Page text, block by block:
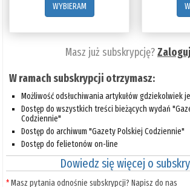
WYBIERAM
Masz już subskrypcję?
W ramach subskrypcji otrzymasz:
Możliwość odsłuchiwania artykułów gdziekolwiek
Dostęp do wszystkich treści bieżących wydań
Codziennie"
Dostęp do archiwum "Gazety Polskiej Codziennie"
Dostęp do felietonów on-line
Dowiedz się więcej o
*Masz pytania odnośnie subskrypcji? Napisz do nas